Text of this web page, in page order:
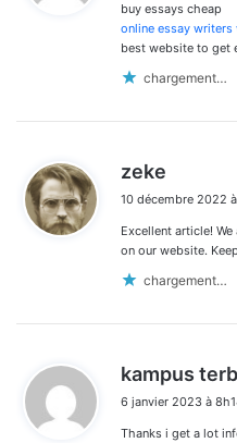
buy essays cheap
online essay writers
best website to get
chargement…
zeke
t
:
10 décembre 2022
Excellent article!
on our website.
chargement…
kampus
6 janvier 2023 à
Thanks i get a lot